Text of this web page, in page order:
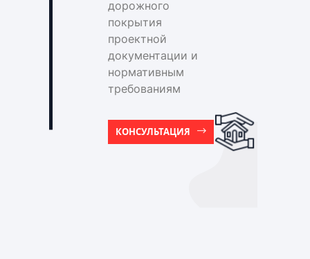
дорожного
покрытия
проектной
документации и
нормативным
требованиям
КОНСУЛЬТАЦИЯ